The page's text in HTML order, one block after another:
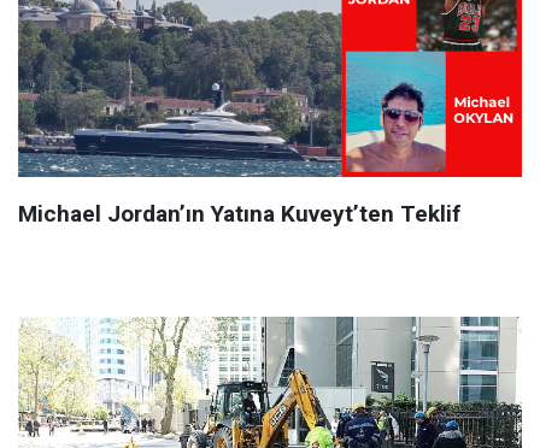
Michael Jordan’ın Yatına Kuveyt’ten Teklif